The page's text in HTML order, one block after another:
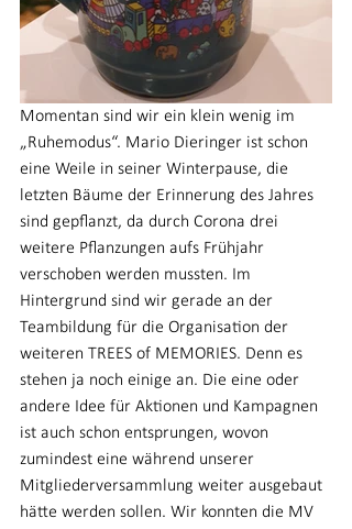
Momentan sind wir ein klein wenig im
„Ruhemodus“. Mario Dieringer ist schon
eine Weile in seiner Winterpause, die
letzten Bäume der Erinnerung des Jahres
sind gepflanzt, da durch Corona drei
weitere Pflanzungen aufs Frühjahr
verschoben werden mussten. Im
Hintergrund sind wir gerade an der
Teambildung für die Organisation der
weiteren TREES of MEMORIES. Denn es
stehen ja noch einige an. Die eine oder
andere Idee für Aktionen und Kampagnen
ist auch schon entsprungen, wovon
zumindest eine während unserer
Mitgliederversammlung weiter ausgebaut
hätte werden sollen. Wir konnten die MV